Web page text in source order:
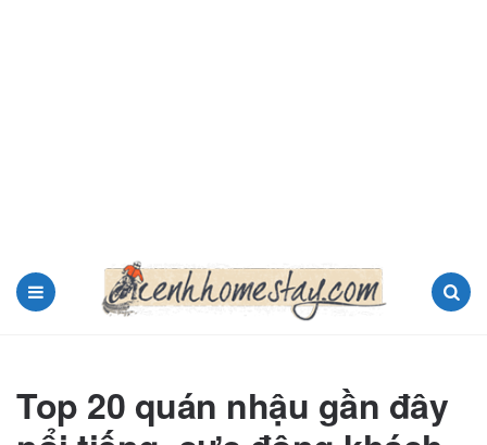
Top 20 quán nhậu gần đây